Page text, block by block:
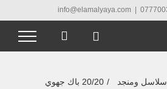
info@elamalyaya.com
سلاسل ومنجد / 20/20 باك جهوي